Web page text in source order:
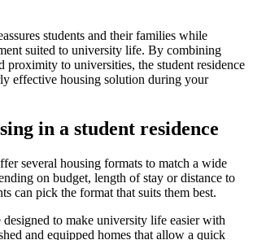
students and their families while
suited to university life. By combining
proximity to universities, the student residence
effective housing solution during your
in a student residence
several housing formats to match a wide
on budget, length of stay or distance to
can pick the format that suits them best.
designed to make university life easier with
and equipped homes that allow a quick